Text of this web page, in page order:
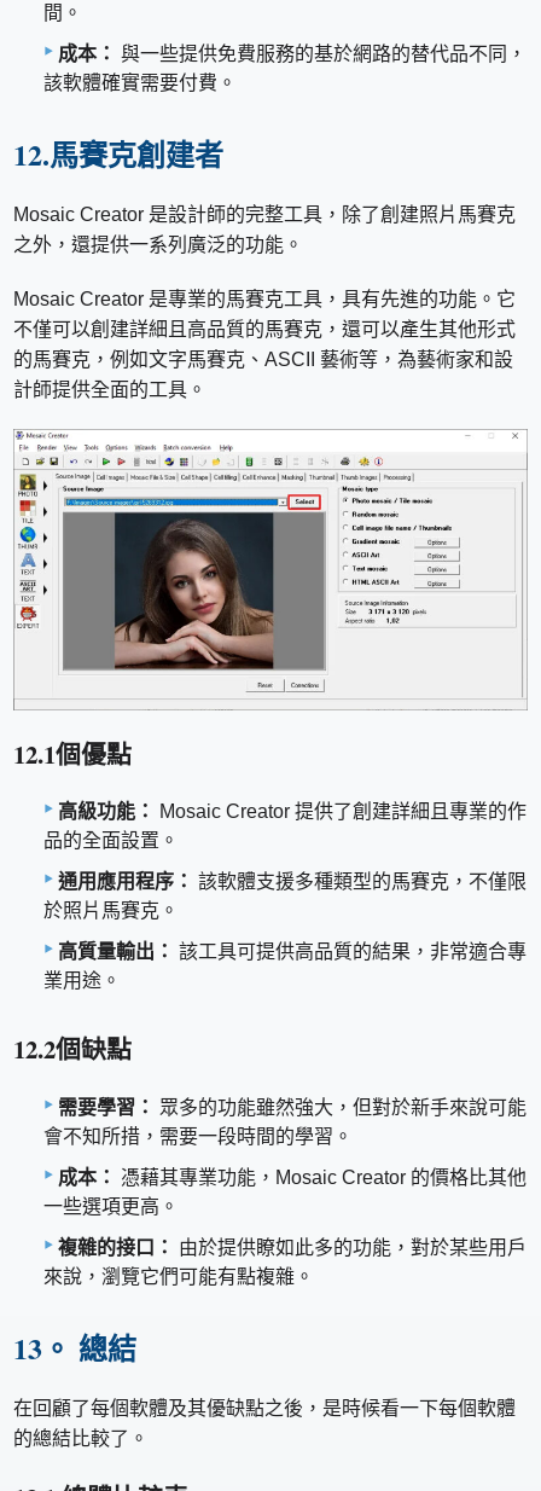
間。
成本： 與一些提供免費服務的基於網路的替代品不同，
該軟體確實需要付費。
12.馬賽克創建者
Mosaic Creator 是設計師的完整工具，除了創建照片馬賽克
之外，還提供一系列廣泛的功能。
Mosaic Creator 是專業的馬賽克工具，具有先進的功能。它
不僅可以創建詳細且高品質的馬賽克，還可以產生其他形式
的馬賽克，例如文字馬賽克、ASCII 藝術等，為藝術家和設
計師提供全面的工具。
12.1個優點
高級功能：
Mosaic Creator 提供了創建詳細且專業的作
品的全面設置。
通用應用程序： 該軟體支援多種類型的馬賽克，不僅限
於照片馬賽克。
高質量輸出： 該工具可提供高品質的結果，非常適合專
業用途。
12.2個缺點
需要學習：
眾多的功能雖然強大，但對於新手來說可能
會不知所措，需要一段時間的學習。
成本：
憑藉其專業功能，Mosaic Creator 的價格比其他
一些選項更高。
複雜的接口：
由於提供瞭如此多的功能，對於某些用戶
來說，瀏覽它們可能有點複雜。
13。 總結
在回顧了每個軟體及其優缺點之後，是時候看一下每個軟體
的總結比較了。